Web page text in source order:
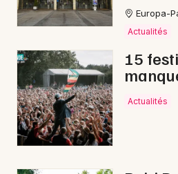
Newsletter des sorties
Actus à Val de Briey
Magazine à Val de Briey
Europa-
Actualités
15
Actualités